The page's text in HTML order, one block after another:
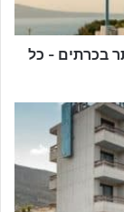
בכרתים - כל